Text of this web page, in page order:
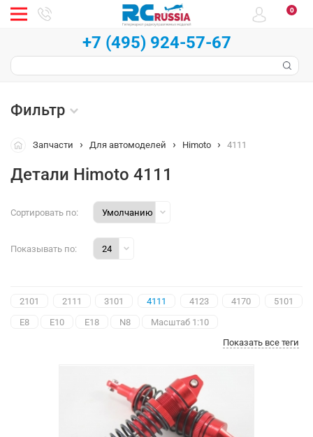
0
+7 (495) 924-57-67
Фильтр
Запчасти Для автомоделей Himoto 4111
Детали Himoto 4111
Сортировать по:
Показывать по:
2101 2111 3101 4111 4123 4170
5101
E8
E10 E18 N8
Масштаб 1:10
Показать все теги